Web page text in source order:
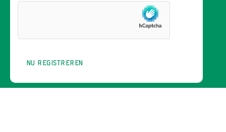
NU REGISTREREN